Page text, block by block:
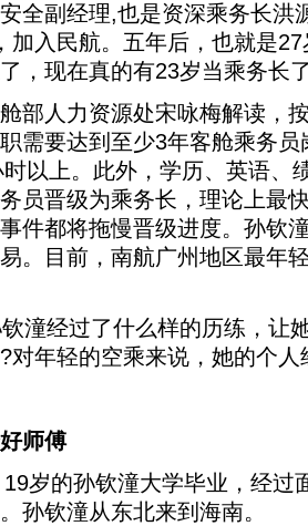
副经理,也是资深乘务长洪
加入民航。五年后，也就是
，现在真的有23岁当乘务长
人力资源处宋咏梅解读，
需要达到至少3年客舱乘务
以上。此外，学历、英语、
员晋级为乘务长，理论上最
件都将拖慢晋级进度。孙钦
。目前，南航广州地区最年
经过了什么样的历练，让
对年轻的空乘来说，她的个
师傅
的孙钦潼大学毕业，经过
孙钦潼从东北来到海南。